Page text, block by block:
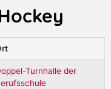
Turnhalle der